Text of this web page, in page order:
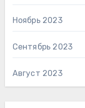
Ноябрь 2023
Сентябрь 2023
Август 2023